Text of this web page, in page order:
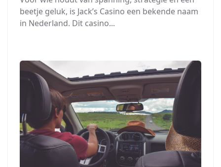
beetje geluk, is Jack’s Casino een bekende naam
in Nederland. Dit casino...